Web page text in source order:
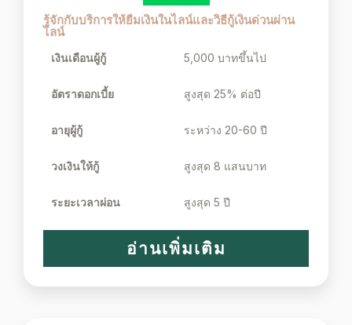
รู้จักกับบริการให้ยืมเงินในไลน์และวิธีกู้เงินด่วนผ่าน
ไลน์
เงินเดือนผู้กู้ 5,000 บาทขึ้นไป
อัตราดอกเบี้ย สูงสุด 25% ต่อปี
อายุผู้กู้ ระหว่าง 20-60 ปี
วงเงินให้กู้ สูงสุด 8 แสนบาท
ระยะเวลาผ่อน สูงสุด 5 ปี
อ่านเพิ่มเติม